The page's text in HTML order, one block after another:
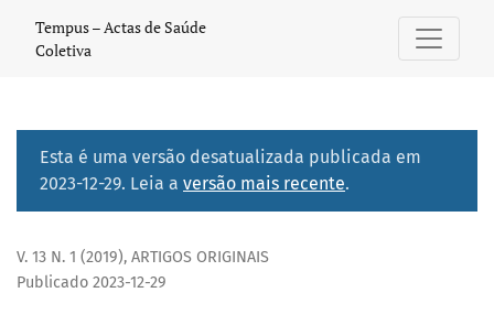
Barreiras de acesso e acessibilidade enfrentadas pela
Tempus – Actas de Saúde
Coletiva
Esta é uma versão desatualizada publicada em
2023-12-29. Leia a versão mais recente.
V. 13 N. 1 (2019), ARTIGOS ORIGINAIS
Publicado 2023-12-29